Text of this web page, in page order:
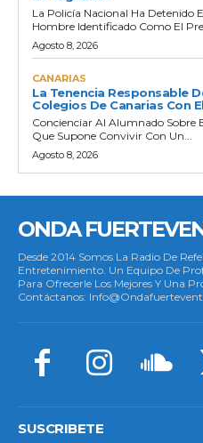
La Policía Nacional Ha Detenido
Hombre Identificado Como El
Agosto 8, 2026
CANARIAS
La Tenencia Responsable
Colegios De Canarias Con
Concienciar Al Alumnado Sobre
Que Supone Convivir Con Un...
Agosto 8, 2026
ONDA
Desde 2014 Somos La Radio De
Entretenimiento. Un Equipo De
Para Ofrecerle Los Mejores Y Una
Contáctanos:
SUSCRIBETE